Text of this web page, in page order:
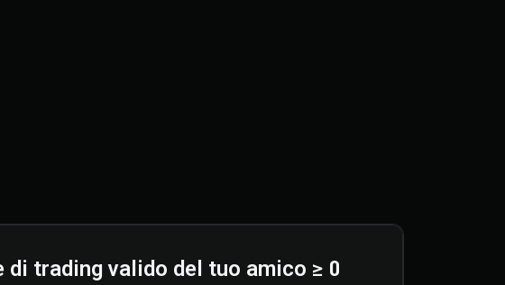
di trading valido del tuo amico ≥ 0